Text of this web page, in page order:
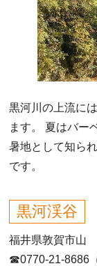
黒河川の上流に
ます。 夏はバー
暑地として知ら
です。
黒河渓谷
福井県敦賀市山
☎0770-21-8686